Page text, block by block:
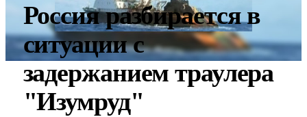
Россия разбирается в
ситуации с
задержанием траулера
"Изумруд"